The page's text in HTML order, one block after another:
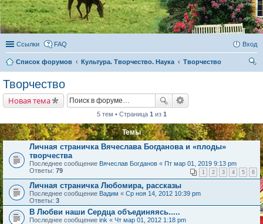
Ссылки FAQ Вход
Список форумов Культура. Творчество. Наука
Творчество
Творчество
Новая тема
5 тем • Страница 1 из 1
Темы
Личная страничка Вячеслава Богданова и «плоды»
творчества
Последнее сообщение Вячеслав Богданов « Пт мар 01, 2019 9:13 pm
Ответы: 79 1 2 3 4 5 6
Личная страничка Любомира, рассказы
Последнее сообщение Вадим « Ср ноя 14, 2012 10:39 pm
Ответы: 3
В Любви наши Сердца объединяясь.....
Последнее сообщение ink « Чт мар 01, 2012 1:18 pm